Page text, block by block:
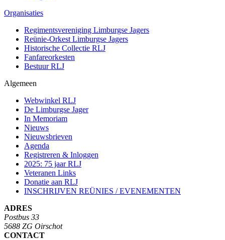
Organisaties
Regimentsvereniging Limburgse Jagers
Reünie-Orkest Limburgse Jagers
Historische Collectie RLJ
Fanfareorkesten
Bestuur RLJ
Algemeen
Webwinkel RLJ
De Limburgse Jager
In Memoriam
Nieuws
Nieuwsbrieven
Agenda
Registreren & Inloggen
2025: 75 jaar RLJ
Veteranen Links
Donatie aan RLJ
INSCHRIJVEN REÜNIES / EVENEMENTEN
ADRES
Postbus 33
5688 ZG Oirschot
CONTACT